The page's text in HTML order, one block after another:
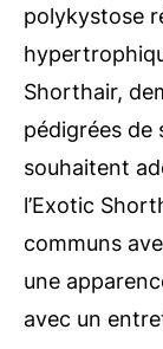
polykystose
Shorthair,
pédigrées de
souhaitent
l’Exotic
communs
une
avec un